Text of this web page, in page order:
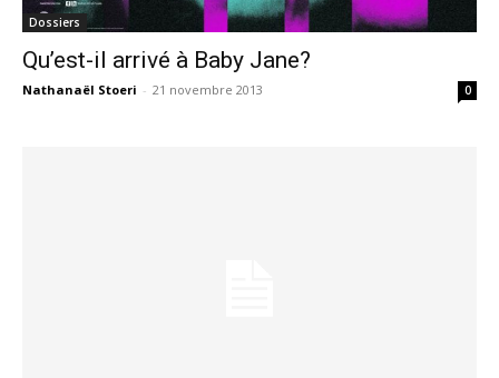
Dossiers
Qu’est-il arrivé à Baby Jane?
Nathanaël Stoeri - 21 novembre 2013 0